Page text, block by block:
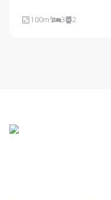
Ligue Agora Mesmo e
100m² 3 2